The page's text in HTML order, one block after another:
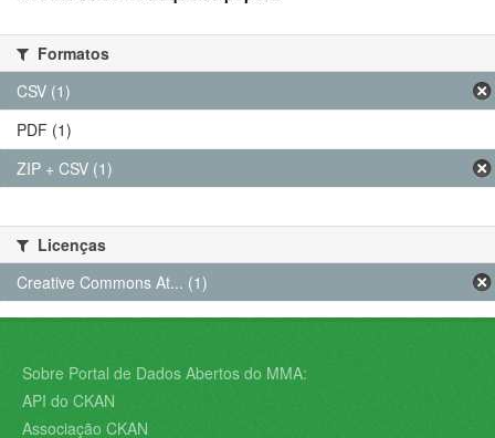
Formatos
CSV (1)
PDF (1)
ZIP + CSV (1)
Licenças
Creative Commons At... (1)
Sobre Portal de Dados Abertos do MMA:
API do CKAN
Associação CKAN